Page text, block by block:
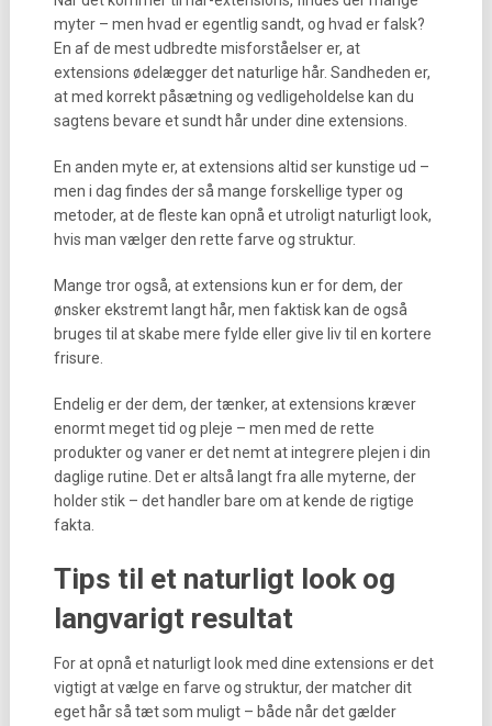
myter – men hvad er egentlig sandt, og hvad er falsk?
En af de mest udbredte misforståelser er, at
extensions ødelægger det naturlige hår. Sandheden er,
at med korrekt påsætning og vedligeholdelse kan du
sagtens bevare et sundt hår under dine extensions.
En anden myte er, at extensions altid ser kunstige ud –
men i dag findes der så mange forskellige typer og
metoder, at de fleste kan opnå et utroligt naturligt look,
hvis man vælger den rette farve og struktur.
Mange tror også, at extensions kun er for dem, der
ønsker ekstremt langt hår, men faktisk kan de også
bruges til at skabe mere fylde eller give liv til en kortere
frisure.
Endelig er der dem, der tænker, at extensions kræver
enormt meget tid og pleje – men med de rette
produkter og vaner er det nemt at integrere plejen i din
daglige rutine. Det er altså langt fra alle myterne, der
holder stik – det handler bare om at kende de rigtige
fakta.
Tips til et naturligt look og
langvarigt resultat
For at opnå et naturligt look med dine extensions er det
vigtigt at vælge en farve og struktur, der matcher dit
eget hår så tæt som muligt – både når det gælder